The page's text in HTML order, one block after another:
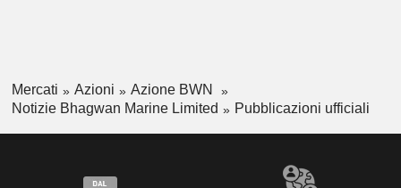
Mercati Azioni
Azione BWN
Notizie Bhagwan Marine Limited
Pubblicazioni ufficiali